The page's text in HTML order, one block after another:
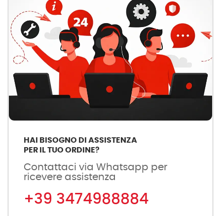
HAI BISOGNO DI ASSISTENZA
PER IL TUO ORDINE?
Contattaci via Whatsapp per
ricevere assistenza
+39 3474988884